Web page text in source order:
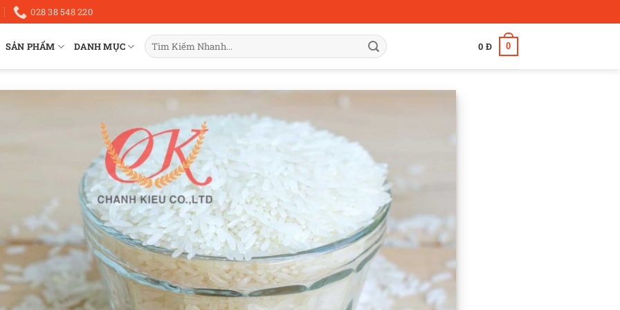
028 38 548 220
SẢN PHẨM DANH MỤC
Tìm
kiếm:
0 Đ 0